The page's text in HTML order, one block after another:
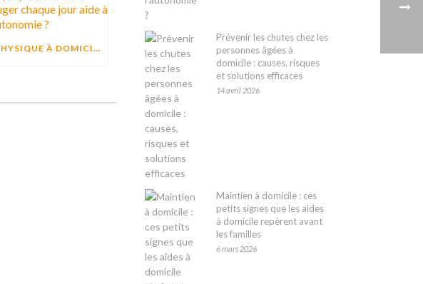
ACTIVITÉ PHYSIQUE À DOMICILE : POURQUOI BOUGER CHAQUE JOUR AIDE À PRÉSERVER L’AUTONOMIE ?
Prévenir les chutes chez les
personnes âgées à
domicile : causes, risques
et solutions efficaces
14 avril 2026
Maintien à domicile : ces
petits signes que les aides
à domicile repèrent avant
les familles
6 mars 2026